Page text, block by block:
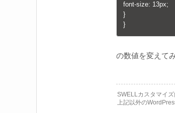
font-size: 13px;
}
}
の数値を変えて
SWELLカスタマイ
上記以外の